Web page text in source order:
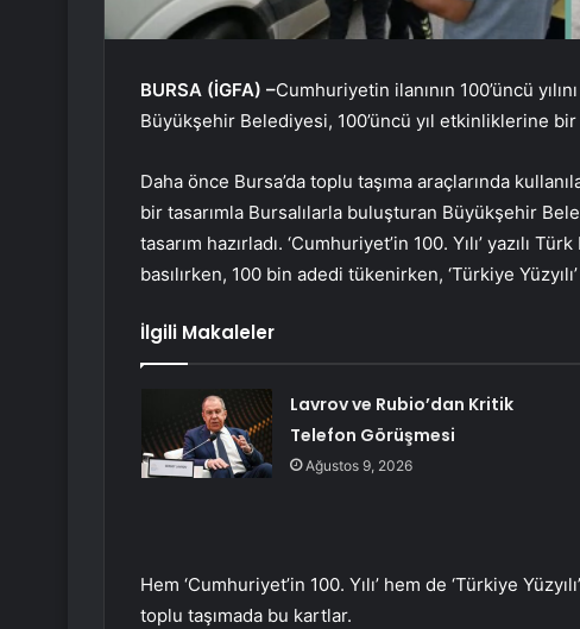
BURSA (İGFA) –Cumhuriyetin ilanının 100’üncü
Büyükşehir Belediyesi, 100’üncü yıl etkinliklerine
Daha önce Bursa’da toplu taşıma araçlarında
bir tasarımla Bursalılarla buluşturan Büyükşehir
tasarım hazırladı. ‘Cumhuriyet’in 100. Yılı’ yazılı
basılırken, 100 bin adedi tükenirken, ‘Türkiye
İlgili Makaleler
Lavrov ve Rubio’dan Kritik
Telefon Görüşmesi
Ağustos 9, 2026
Hem ‘Cumhuriyet’in 100. Yılı’ hem de ‘Türkiye
toplu taşımada bu kartlar.